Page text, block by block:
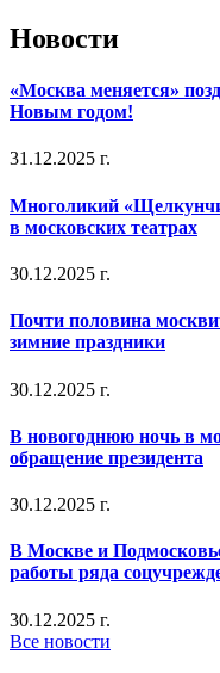
Новости
«Москва меняется»
Новым годом!
31.12.2025 г.
Многоликий
в московских театрах
30.12.2025 г.
Почти половина
зимние праздники
30.12.2025 г.
В новогоднюю ночь в
обращение президента
30.12.2025 г.
В Москве и
работы ряда
30.12.2025 г.
Все новости